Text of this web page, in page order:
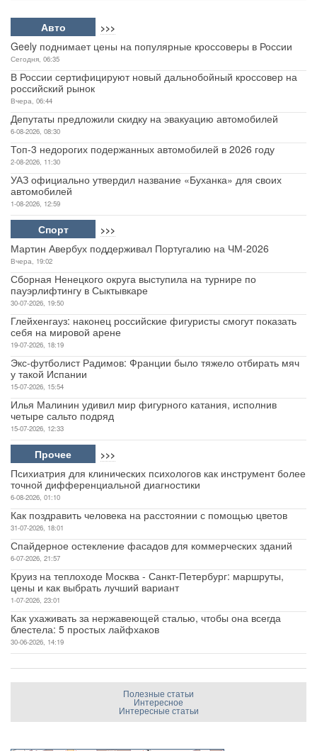
Авто >>>
Geely поднимает цены на популярные кроссоверы в России
Сегодня, 06:35
В России сертифицируют новый дальнобойный кроссовер на
российский рынок
Вчера, 06:44
Депутаты предложили скидку на эвакуацию автомобилей
6-08-2026, 08:30
Топ-3 недорогих подержанных автомобилей в 2026 году
2-08-2026, 11:30
УАЗ официально утвердил название «Буханка» для своих
автомобилей
1-08-2026, 12:59
Спорт >>>
Мартин Авербух поддерживал Португалию на ЧМ-2026
Вчера, 19:02
Сборная Ненецкого округа выступила на турнире по
пауэрлифтингу в Сыктывкаре
30-07-2026, 19:50
Глейхенгауз: наконец российские фигуристы смогут показать
себя на мировой арене
19-07-2026, 18:19
Экс-футболист Радимов: Франции было тяжело отбирать мяч
у такой Испании
15-07-2026, 15:54
Илья Малинин удивил мир фигурного катания, исполнив
четыре сальто подряд
15-07-2026, 12:33
Прочее >>>
Психиатрия для клинических психологов как инструмент более
точной дифференциальной диагностики
6-08-2026, 01:10
Как поздравить человека на расстоянии с помощью цветов
31-07-2026, 18:01
Спайдерное остекление фасадов для коммерческих зданий
6-07-2026, 21:57
Круиз на теплоходе Москва - Санкт-Петербург: маршруты,
цены и как выбрать лучший вариант
1-07-2026, 23:01
Как ухаживать за нержавеющей сталью, чтобы она всегда
блестела: 5 простых лайфхаков
30-06-2026, 14:19
Полезные статьи
Интересное
Интересные статьи